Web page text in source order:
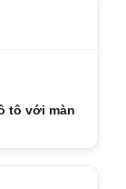
tô với màn